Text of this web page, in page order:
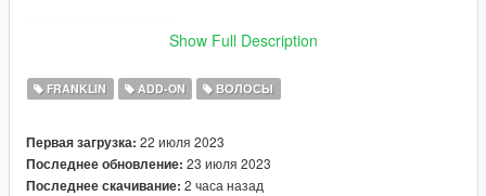
Shoutout NOTVAN0SS
DO NOT REUPLOAD THIS ANYWHERE AND ON ANY SITE
Show Full Description
FRANKLIN ADD-ON ВОЛОСЫ
Первая загрузка: 22 июля 2023
Последнее обновление: 23 июля 2023
Последнее скачивание: 2 часа назад